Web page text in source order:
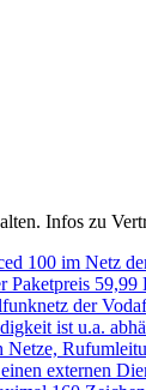
Infos zu
100 im Netz
der
ist u.a.
externen